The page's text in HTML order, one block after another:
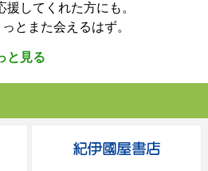
してくれた方にも。
とまた会えるはず。
と見る